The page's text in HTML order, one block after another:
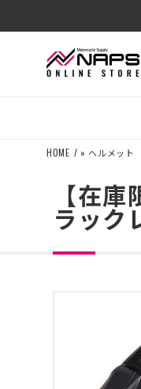
HOME » ヘルメット
【在
ラック